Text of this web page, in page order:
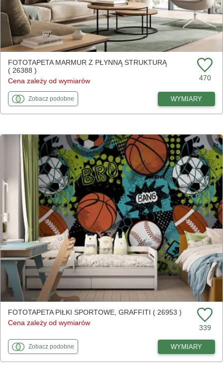
FOTOTAPETA MARMUR Z PŁYNNĄ STRUKTURĄ
( 26388 )
Cena zależy od wymiarów
470
Zobaczfototapety
podobnedo Marmur z płynną strukturą WYMIARY
FOTOTAPETA PIŁKI SPORTOWE, GRAFFITI ( 26953 )
Cena zależy od wymiarów
339
Zobaczfototapety
podobnedo Piłki sportowe, graffiti WYMIARY